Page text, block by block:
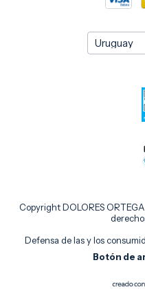
Copyright DOLORES
Defensa de las y los
Botón de